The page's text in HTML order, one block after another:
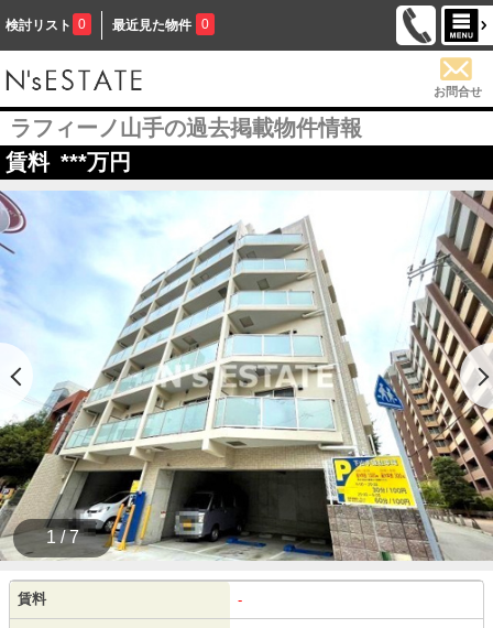
検討リスト 0 最近見た物件 0
お問合せ
ラフィーノ山手の過去掲載物件情報
賃料 ***万円
1 / 7
賃料 -